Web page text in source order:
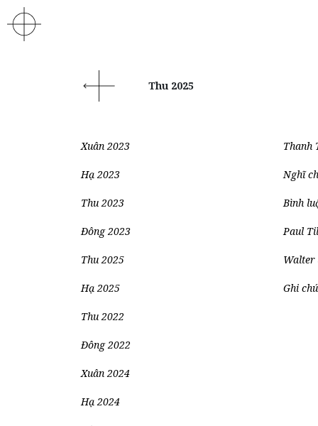
Thu 2025
Xuân 2023
Hạ 2023
Thu 2023
Đông 2023
Thu 2025
Hạ 2025
Thu 2022
Đông 2022
Xuân 2024
Hạ 2024
Thanh
Nghĩ
Bình
Paul
Walter
Ghi